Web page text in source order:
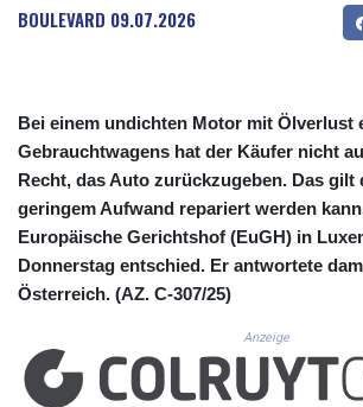
CUC 1.156136
CUP
DJF 205.46888
DKK 7.477932
DOP
DZD
EGP
ERN
ETB
GBP 0.856968
GEL 3.017966
GGP 0.8566
BOULEVARD 09.07.2026
Bei einem undichten Motor mit Ölverlust
Gebrauchtwagens hat der Käufer nicht
Recht, das Auto zurückzugeben. Das gilt
geringem Aufwand repariert werden
Europäische Gerichtshof (EuGH) in
Donnerstag entschied. Er antwortete
Österreich. (AZ. C‑307/25)
Anzeige